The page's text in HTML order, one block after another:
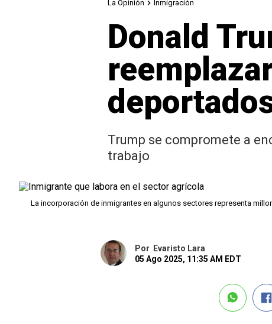
La Opinión Inmigración
Donald
Trump se compromete a
trabajo
La incorporación de inmigrantes en algunos sectores representa
Por
Evaristo Lara
05 Ago 2025, 11:35 AM EDT